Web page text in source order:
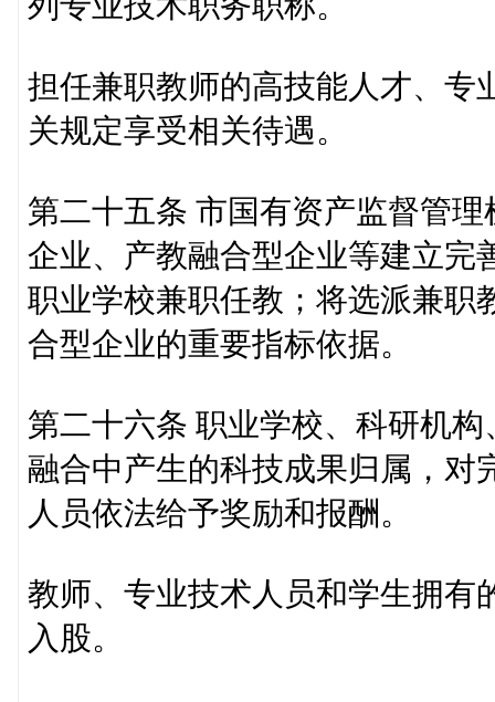
担任兼职教师的高技能人才、专
关规定享受相关待遇。
第二十五条 市国有资产监督管
企业、产教融合型企业等建立完
职业学校兼职任教；将选派兼职
合型企业的重要指标依据。
第二十六条 职业学校、科研机
融合中产生的科技成果归属，对
人员依法给予奖励和报酬。
教师、专业技术人员和学生拥有
入股。